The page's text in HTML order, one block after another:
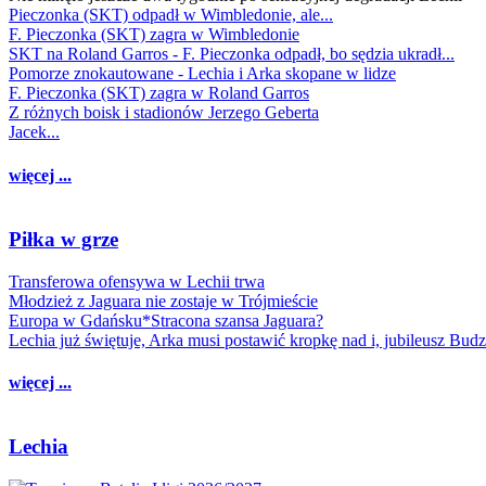
Pieczonka (SKT) odpadł w Wimbledonie, ale...
F. Pieczonka (SKT) zagra w Wimbledonie
SKT na Roland Garros - F. Pieczonka odpadł, bo sędzia ukradł...
Pomorze znokautowane - Lechia i Arka skopane w lidze
F. Pieczonka (SKT) zagra w Roland Garros
Z różnych boisk i stadionów Jerzego Geberta
Jacek...
więcej ...
Piłka w grze
Transferowa ofensywa w Lechii trwa
Młodzież z Jaguara nie zostaje w Trójmieście
Europa w Gdańsku*Stracona szansa Jaguara?
Lechia już świętuje, Arka musi postawić kropkę nad i, jubileusz
więcej ...
Lechia